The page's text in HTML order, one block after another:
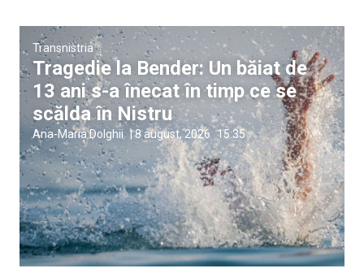
Transnistria
Tragedie la Bender: Un băiat de
13 ani s-a înecat în timp ce se
scălda în Nistru
Ana-Maria Dolghii |8 august, 2026 15:35